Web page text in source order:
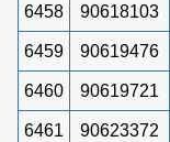
6458 90618103
6459 90619476
6460 90619721
6461 90623372